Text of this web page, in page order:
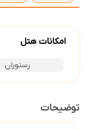
امکانات هتل
رستوران
توضیحات